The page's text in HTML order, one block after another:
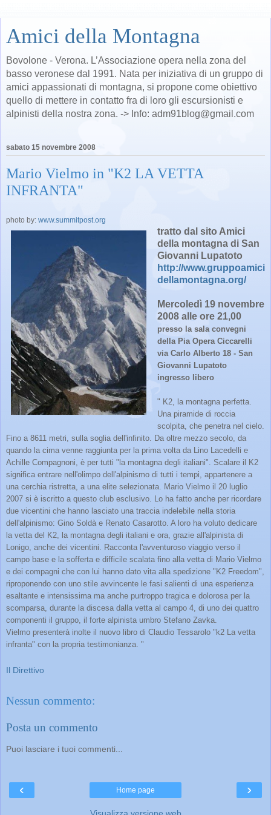
Amici della Montagna
Bovolone - Verona. L’Associazione opera nella zona del
basso veronese dal 1991. Nata per iniziativa di un gruppo di
amici appassionati di montagna, si propone come obiettivo
quello di mettere in contatto fra di loro gli escursionisti e
alpinisti della nostra zona. -> Info: adm91blog@gmail.com
sabato 15 novembre 2008
Mario Vielmo in "K2 LA VETTA
INFRANTA"
photo by: www.summitpost.org
tratto dal sito Amici
della montagna di San
Giovanni Lupatoto
http://www.gruppoamici
dellamontagna.org/
Mercoledì 19 novembre
2008 alle ore 21,00
presso la sala convegni
della Pia Opera Ciccarelli
via Carlo Alberto 18 - San
Giovanni Lupatoto
ingresso libero
" K2, la montagna perfetta.
Una piramide di roccia
scolpita, che penetra nel cielo.
Fino a 8611 metri, sulla soglia dell'infinito. Da oltre mezzo secolo, da
quando la cima venne raggiunta per la prima volta da Lino Lacedelli e
Achille Compagnoni, è per tutti "la montagna degli italiani". Scalare il K2
significa entrare nell'olimpo dell'alpinismo di tutti i tempi, appartenere a
una cerchia ristretta, a una elite selezionata. Mario Vielmo il 20 luglio
2007 si è iscritto a questo club esclusivo. Lo ha fatto anche per ricordare
due vicentini che hanno lasciato una traccia indelebile nella storia
dell'alpinismo: Gino Soldà e Renato Casarotto. A loro ha voluto dedicare
la vetta del K2, la montagna degli italiani e ora, grazie all'alpinista di
Lonigo, anche dei vicentini. Racconta l'avventuroso viaggio verso il
campo base e la sofferta e difficile scalata fino alla vetta di Mario Vielmo
e dei compagni che con lui hanno dato vita alla spedizione "K2 Freedom",
riproponendo con uno stile avvincente le fasi salienti di una esperienza
esaltante e intensissima ma anche purtroppo tragica e dolorosa per la
scomparsa, durante la discesa dalla vetta al campo 4, di uno dei quattro
componenti il gruppo, il forte alpinista umbro Stefano Zavka.
Vielmo presenterà inolte il nuovo libro di Claudio Tessarolo "k2 La vetta
infranta" con la propria testimonianza. "
Il Direttivo
Nessun commento:
Posta un commento
Puoi lasciare i tuoi commenti...
‹ ›
Home page
Visualizza versione web